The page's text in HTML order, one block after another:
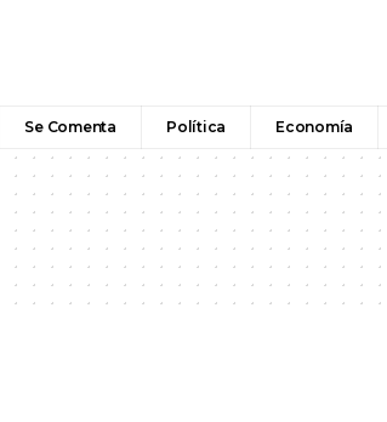
Se Comenta Política Economía